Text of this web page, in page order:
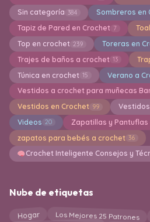
Sin categoría 384 Sombreros en
Tapiz de Pared en Crochet 7
Top en crochet 239 Toreras en
Trajes de baños a crochet 13
Túnica en crochet 15 Verano a
Vestidos a crochet para muñecas
Vestidos en Crochet 99
Videos 20 Zapatillas y Pantuflas
zapatos para bebés a crochet 36
Crochet Inteligente Consejos y
Nube de etiquetas
Hogar Los Mejores 25 Patrones